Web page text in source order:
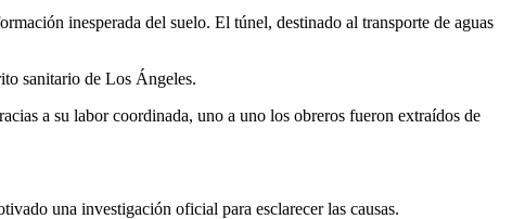
inesperada del suelo. El túnel, destinado al transporte de aguas
sanitario de Los Ángeles.
a su labor coordinada, uno a uno los obreros fueron extraídos de
una investigación oficial para esclarecer las causas.